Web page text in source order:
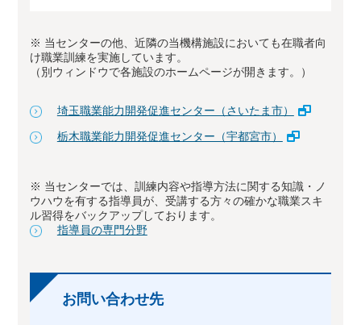
※ 当センターの他、近隣の当機構施設においても在職者向
け職業訓練を実施しています。
（別ウィンドウで各施設のホームページが開きます。）
埼玉職業能力開発促進センター（さいたま市）
栃木職業能力開発促進センター（宇都宮市）
※ 当センターでは、訓練内容や指導方法に関する知識・ノ
ウハウを有する指導員が、受講する方々の確かな職業スキ
ル習得をバックアップしております。
指導員の専門分野
お問い合わせ先